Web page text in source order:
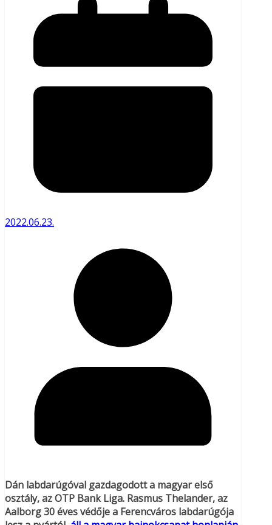
2022.06.23.
Dán labdarúgóval gazdagodott a magyar első
osztály, az OTP Bank Liga. Rasmus Thelander, az
Aalborg 30 éves védője a Ferencváros labdarúgója